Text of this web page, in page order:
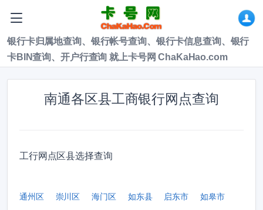
银行卡归属地查询、银行帐号查询、银行卡信息查询、银行
卡BIN查询、开户行查询 就上卡号网 ChaKaHao.com
南通各区县工商银行网点查询
工行网点区县选择查询
通州区 崇川区 海门区 如东县 启东市 如皋市